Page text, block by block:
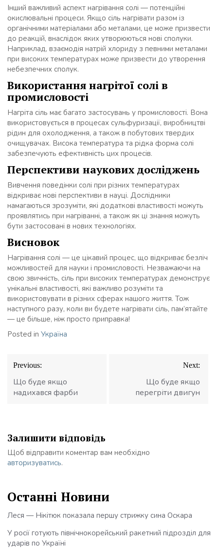
Інший важливий аспект нагрівання солі — потенційні
окислювальні процеси. Якщо сіль нагрівати разом із
органічними матеріалами або металами, це може призвести
до реакцій, внаслідок яких утворюються нові сполуки.
Наприклад, взаємодія натрій хлориду з певними металами
при високих температурах може призвести до утворення
небезпечних сполук.
Використання нагрітої солі в
промисловості
Нагріта сіль має багато застосувань у промисловості. Вона
використовується в процесах сульфуризації, виробництві
рідин для охолодження, а також в побутових твердих
очищувачах. Висока температура та рідка форма солі
забезпечують ефективність цих процесів.
Перспективи наукових досліджень
Вивчення поведінки солі при різних температурах
відкриває нові перспективи в науці. Дослідники
намагаються зрозуміти, які додаткові властивості можуть
проявлятись при нагріванні, а також як ці знання можуть
бути застосовані в нових технологіях.
Висновок
Нагрівання солі — це цікавий процес, що відкриває безліч
можливостей для науки і промисловості. Незважаючи на
свою звичність, сіль при високих температурах демонструє
унікальні властивості, які важливо розуміти та
використовувати в різних сферах нашого життя. Тож
наступного разу, коли ви будете нагрівати сіль, пам’ятайте
— це більше, ніж просто приправка!
Posted in Україна
Навігація
записів
Previous:
Що буде якщо
надихався фарби
Next:
Що буде якщо
перегріти двигун
Залишити відповідь
Щоб відправити коментар вам необхідно
авторизуватись.
Останні Новини
Леся — Нікітюк показала першу стрижку сина Оскара
У росії готують північнокорейський ракетний підрозділ для
ударів по Україні